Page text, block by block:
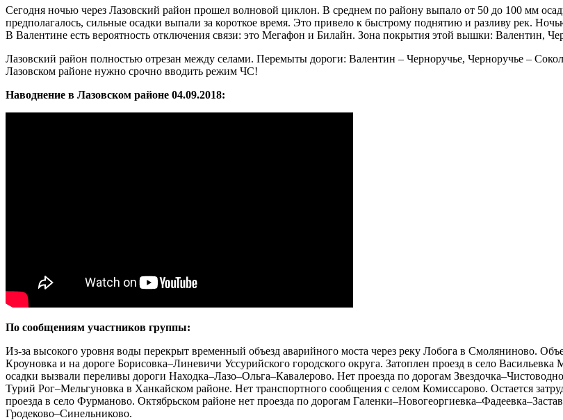
Сегодня ночью через Лазовский район прошел волновой циклон. В среднем по району выпало от 50 до 100 мм
предполагалось, сильные осадки выпали за короткое время. Это привело к быстрому поднятию и разливу рек.
В Валентине есть вероятность отключения связи: это Мегафон и Билайн. Зона покрытия этой вышки: Валентин,
Лазовский район полностью отрезан между селами. Перемыты дороги: Валентин – Черноручье, Черноручье –
Лазовском районе нужно срочно вводить режим ЧС!
Наводнение в Лазовском районе 04.09.2018:
По сообщениям участников группы:
Из-за высокого уровня воды перекрыт временный объезд аварийного моста через реку Лобога в Смоляниново.
Кроуновка и на дороге Борисовка–Линевичи Уссурийского городского округа. Затоплен проезд в село
осадки вызвали переливы дороги Находка–Лазо–Ольга–Кавалерово. Нет проезда по дорогам
Турий Рог–Мельгуновка в Ханкайском районе. Нет транспортного сообщения с селом Комиссарово. Остается
проезда в село Фурманово. Октябрьском районе нет проезда по дорогам
Гродеково–Синельниково.